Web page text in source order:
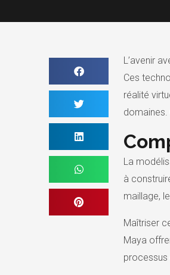
L’avenir
Ces
réalité
La
à
maillage,
Maîtriser
Maya
processus